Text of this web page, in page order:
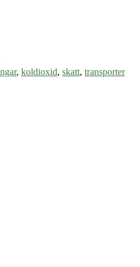
för
Flyg, koldioxid, skatt, transporter